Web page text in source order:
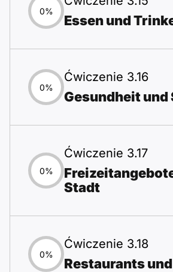
0%
Essen und
0%
Ćwiczenie 3.16
Gesundheit und
0%
Ćwiczenie 3.17
Stadt
0%
Ćwiczenie 3.18
Restaurants